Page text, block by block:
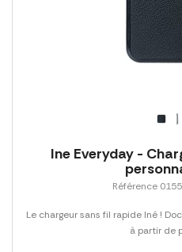
Ine Everyday -
Référence
Le chargeur sans fil rapide Iné !
à partir de